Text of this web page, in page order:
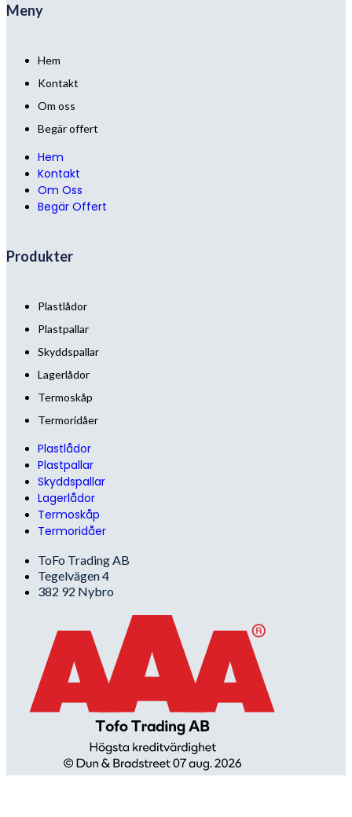
Meny
Hem
Kontakt
Om oss
Begär offert
Hem
Kontakt
Om Oss
Begär Offert
Produkter
Plastlådor
Plastpallar
Skyddspallar
Lagerlådor
Termoskåp
Termoridåer
Plastlådor
Plastpallar
Skyddspallar
Lagerlådor
Termoskåp
Termoridåer
ToFo Trading AB
Tegelvägen 4
382 92 Nybro